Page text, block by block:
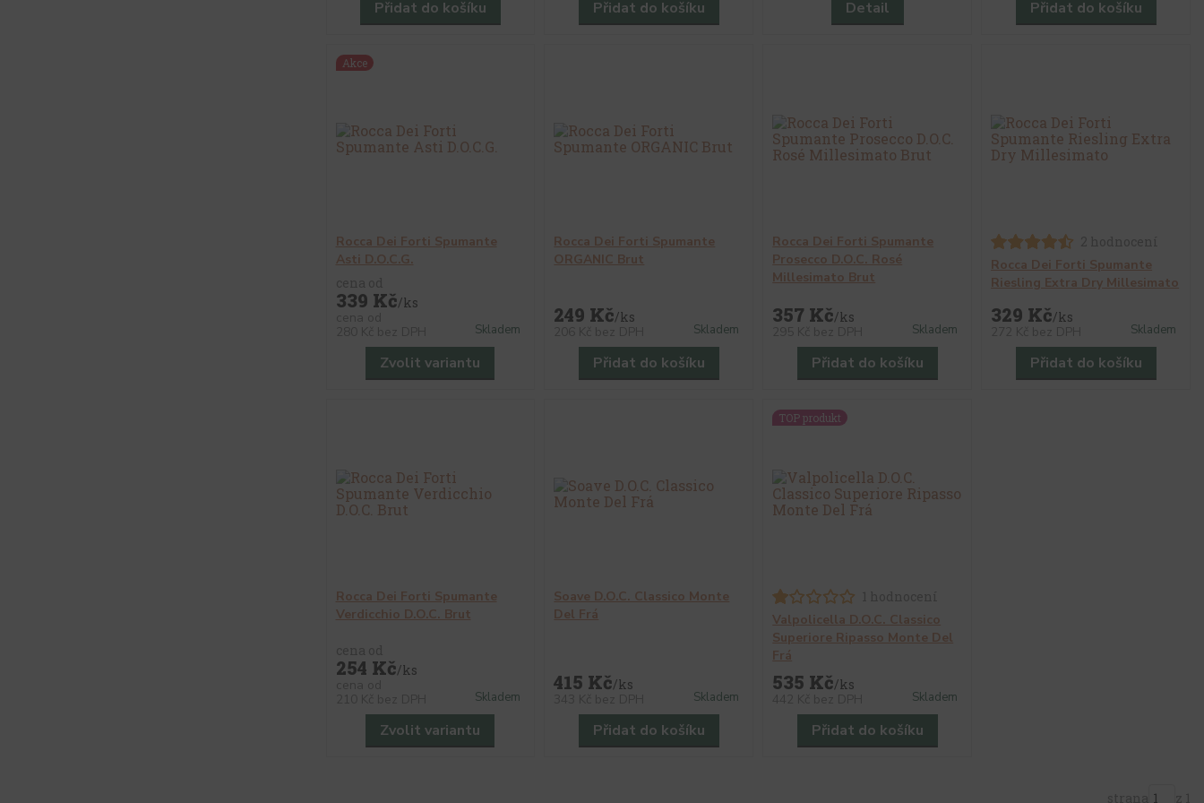
Přidat do košíku Přidat do košíku Detail Přidat do košíku
Akce
Rocca Dei Forti Spumante
Asti D.O.C.G.
339 Kč/ks
Skladem
Zvolit variantu
Rocca Dei Forti Spumante
ORGANIC Brut
249 Kč/ks
Skladem
Přidat do košíku
Rocca Dei Forti Spumante
Prosecco D.O.C. Rosé
Millesimato Brut
357 Kč/ks
Skladem
Přidat do košíku
Rocca Dei Forti Spumante
Riesling Extra Dry Millesimato
329 Kč/ks
Skladem
Přidat do košíku
Rocca Dei Forti Spumante
Verdicchio D.O.C. Brut
254 Kč/ks
Skladem
Zvolit variantu
Soave D.O.C. Classico Monte
Del Frá
415 Kč/ks
Skladem
Přidat do košíku
TOP produkt
Valpolicella D.O.C. Classico
Superiore Ripasso Monte Del
Frá
535 Kč/ks
Skladem
Přidat do košíku